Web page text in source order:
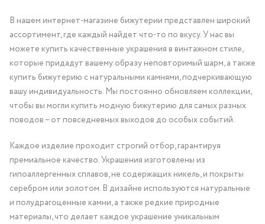
В нашем интернет-магазине бижутерии представлен широкий
ассортимент, где каждый найдет что-то по вкусу. У нас вы
можете купить качественные украшения в винтажном стиле,
которые придадут вашему образу неповторимый шарм, а также
купить бижутерию с натуральными камнями, подчеркивающую
вашу индивидуальность. Мы постоянно обновляем коллекции,
чтобы вы могли купить модную бижутерию для самых разных
поводов – от повседневных выходов до особых событий.
Каждое изделие проходит строгий отбор, гарантируя
премиальное качество. Украшения изготовлены из
гипоаллергенных сплавов, не содержащих никель, и покрыты
серебром или золотом. В дизайне используются натуральные
и полудрагоценные камни, а также редкие природные
материалы, что делает каждое украшение уникальным